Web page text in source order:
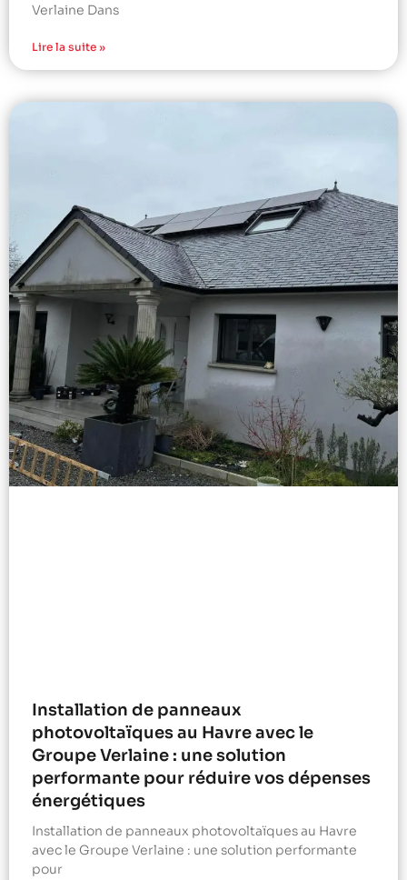
Verlaine Dans
Lire la suite »
Installation de panneaux
photovoltaïques au Havre avec le
Groupe Verlaine : une solution
performante pour réduire vos dépenses
énergétiques
Installation de panneaux photovoltaïques au Havre
avec le Groupe Verlaine : une solution performante
pour